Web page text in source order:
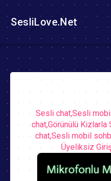
SesliLove.Net
Sesli chat,Sesli
chat,Görünülü
chat,Sesli mobil
Üyeliksiz